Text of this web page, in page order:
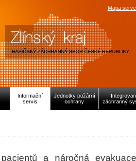
Mapa
Informační
servis
Jednotky požární
ochrany
záchranný
a náročná